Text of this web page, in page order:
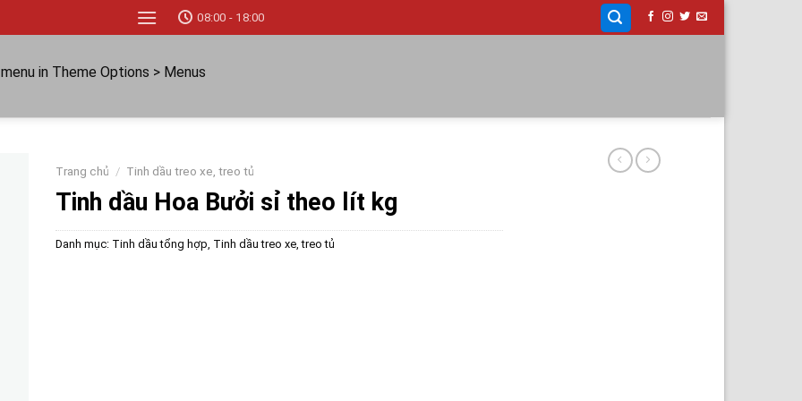
08:00 - 18:00
in Theme Options > Menus
Trang chủ / Tinh dầu treo xe, treo tủ
Tinh dầu Hoa Bưởi sỉ theo lít kg
Danh mục: Tinh dầu tổng hợp, Tinh dầu treo xe, treo tủ